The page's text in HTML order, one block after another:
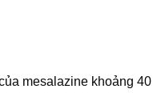
mesalazine khoảng 40